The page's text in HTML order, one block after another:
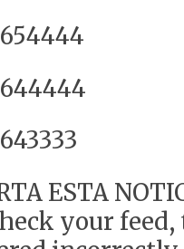
ESTA
your feed,